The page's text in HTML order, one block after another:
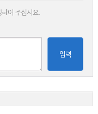
여 주십시요.
입력